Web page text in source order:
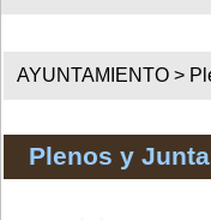
AYUNTAMIENTO >
Plenos y